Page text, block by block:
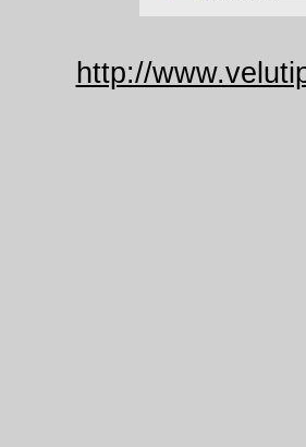
http://